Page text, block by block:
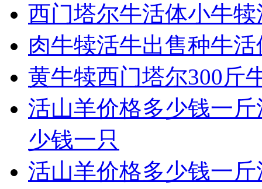
西门塔尔牛活体小牛
肉牛犊活牛出售种牛
黄牛犊西门塔尔300斤
活山羊价格多少钱一
少钱一只
活山羊价格多少钱一